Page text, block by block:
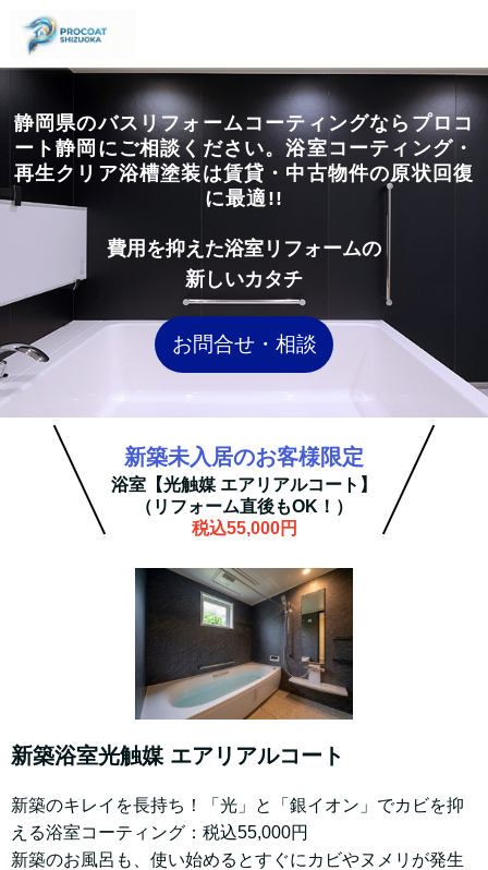
静岡県のバスリフォームコーティングならプロコ
ート静岡にご相談ください。浴室コーティング・
再生クリア浴槽塗装は賃貸・中古物件の原状回復
に最適!!
費用を抑えた浴室リフォームの
新しいカタチ
お問合せ・相談
新築未入居のお客様限定
浴室【光触媒 エアリアルコート】
（リフォーム直後もOK！）
税込55,000円
新築浴室光触媒 エアリアルコート
新築のキレイを長持ち！「光」と「銀イオン」でカビを抑
える浴室コーティング：税込55,000円
​新築のお風呂も、使い始めるとすぐにカビやヌメリが発生